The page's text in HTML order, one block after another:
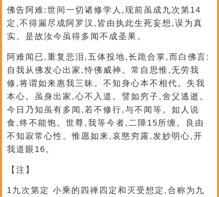
佛告阿难:世间一切诸修学人,现前虽成九次第14
定,不得漏尽成阿罗汉,皆由执此生死妄想,误为真
实。是故汝今虽得多闻不成圣果。
阿难闻已,重复悲泪,五体投地,长跪合掌,而白佛言:
自我从佛发心出家,恃佛威神。常自思惟,无劳我
修,将谓如来惠我三昧。不知身心本不相代。失我
本心。虽身出家,心不入道。譬如穷子,舍父逃逝。
今日乃知虽有多闻,若不修行,与不闻等。如人说
食,终不能饱。世尊,我等今者,二障15所缠。良由
不知寂常心性。惟愿如来,哀愍穷露,发妙明心,开
我道眼16。
【注】
1九次第定 小乘的四禅四定和灭受想定,合称为九